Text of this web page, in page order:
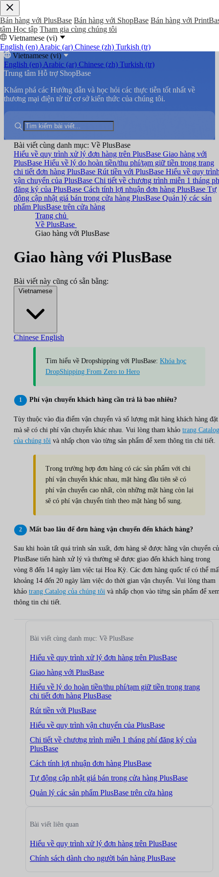
Bán hàng với PlusBase Bán hàng với ShopBase Bán hàng với
tâm Học tập Tham gia cùng chúng tôi
Vietnamese (vi)
English (en) Arabic (ar) Chinese (zh) Turkish (tr)
Vietnamese (vi)
English (en) Arabic (ar) Chinese (zh) Turkish (tr)
Trung tâm Hỗ trợ ShopBase
Khám phá các Hướng dẫn và học hỏi các thực tiễn tốt nhất về
thương mại điện tử từ cơ sở kiến thức của chúng tôi.
Bài viết cùng danh mục: Về PlusBase
Hiểu về quy trình xử lý đơn hàng trên PlusBase Giao hàng với
PlusBase Hiểu về lý do hoàn tiền/thu phí/tạm giữ tiền trong trang
chi tiết đơn hàng PlusBase Rút tiền với PlusBase Hiểu về quy
vận chuyển của PlusBase Chi tiết về chương trình miễn 1 tháng
đăng ký của PlusBase Cách tính lợi nhuận đơn hàng PlusBase Tự
động cập nhật giá bán trong cửa hàng PlusBase Quản lý các sản
phẩm PlusBase trên cửa hàng
Trang chủ
Về PlusBase
Giao hàng với PlusBase
Giao hàng với PlusBase
Bài viết này cũng có sẵn bằng:
Vietnamese
Chinese English
Tìm hiểu về Dropshipping với PlusBase: Khóa học
DropShipping From Zero to Hero
Phí vận chuyển khách hàng cần trả là bao nhiêu?
Tùy thuộc vào địa điểm vận chuyển và số lượng mặt hàng khách hàng đặt
mà sẽ có chi phí vận chuyển khác nhau. Vui lòng tham khảo trang Catalog
của chúng tôi và nhấp chọn vào từng sản phẩm để xem thông tin chi tiết.
Trong trường hợp đơn hàng có các sản phẩm với chi
phí vận chuyển khác nhau, mặt hàng đầu tiên sẽ có
phí vận chuyển cao nhất, còn những mặt hàng còn lại
sẽ có phí vận chuyển tính theo mặt hàng bổ sung.
Mất bao lâu để đơn hàng vận chuyển đến khách hàng?
Sau khi hoàn tất quá trình sản xuất, đơn hàng sẽ được hãng vận chuyển
PlusBase tiến hành xử lý và thường sẽ được giao đến khách hàng trong
vòng 8 đến 14 ngày làm việc tại Hoa Kỳ. Các đơn hàng quốc tế có thể
khoảng 14 đến 20 ngày làm việc do thời gian vận chuyển. Vui lòng tham
khảo trang Catalog của chúng tôi và nhấp chọn vào từng sản phẩm để
thông tin chi tiết.
Bài viết cùng danh mục: Về PlusBase
Hiểu về quy trình xử lý đơn hàng trên PlusBase
Giao hàng với PlusBase
Hiểu về lý do hoàn tiền/thu phí/tạm giữ tiền trong trang
chi tiết đơn hàng PlusBase
Rút tiền với PlusBase
Hiểu về quy trình vận chuyển của PlusBase
Chi tiết về chương trình miễn 1 tháng phí đăng ký của
PlusBase
Cách tính lợi nhuận đơn hàng PlusBase
Tự động cập nhật giá bán trong cửa hàng PlusBase
Quản lý các sản phẩm PlusBase trên cửa hàng
Bài viết liên quan
Hiểu về quy trình xử lý đơn hàng trên PlusBase
Chính sách dành cho người bán hàng PlusBase